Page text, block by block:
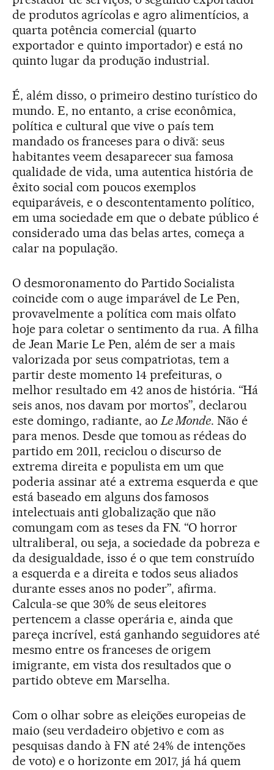
de produtos agrícolas e agro alimentícios, a
quarta potência comercial (quarto
exportador e quinto importador) e está no
quinto lugar da produção industrial.
É, além disso, o primeiro destino turístico do
mundo. E, no entanto, a crise econômica,
política e cultural que vive o país tem
mandado os franceses para o divã: seus
habitantes veem desaparecer sua famosa
qualidade de vida, uma autentica história de
êxito social com poucos exemplos
equiparáveis, e o descontentamento político,
em uma sociedade em que o debate público é
considerado uma das belas artes, começa a
calar na população.
O desmoronamento do Partido Socialista
coincide com o auge imparável de Le Pen,
provavelmente a política com mais olfato
hoje para coletar o sentimento da rua. A filha
de Jean Marie Le Pen, além de ser a mais
valorizada por seus compatriotas, tem a
partir deste momento 14 prefeituras, o
melhor resultado em 42 anos de história. “Há
seis anos, nos davam por mortos”, declarou
este domingo, radiante, aoLe Monde. Não é
para menos. Desde que tomou as rédeas do
partido em 2011, reciclou o discurso de
extrema direita e populista em um que
poderia assinar até a extrema esquerda e que
está baseado em alguns dos famosos
intelectuais anti globalização que não
comungam com as teses da FN. “O horror
ultraliberal, ou seja, a sociedade da pobreza e
da desigualdade, isso é o que tem construído
a esquerda e a direita e todos seus aliados
durante esses anos no poder”, afirma.
Calcula-se que 30% de seus eleitores
pertencem a classe operária e, ainda que
pareça incrível, está ganhando seguidores até
mesmo entre os franceses de origem
imigrante, em vista dos resultados que o
partido obteve em Marselha.
Com o olhar sobre as eleições europeias de
maio (seu verdadeiro objetivo e com as
pesquisas dando à FN até 24% de intenções
de voto) e o horizonte em 2017, já há quem